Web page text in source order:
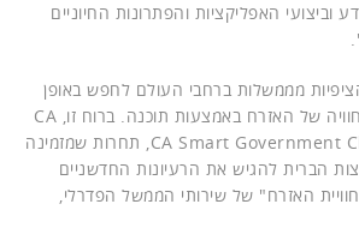
האפליקציות והפתרונות החיוניים
מממשלות ברחבי העולם לחפש באופן
פעיל דרכים לשיפור החוויה של האזרח באמצעות תוכנה. ברוח זו, CA
הודיעה על CA Smart Government Challenge, תחרות שמזמינה
הברית להגיש את הרעיונות החדשניים
האזרח" של שירותי הממשל הפדרלי,